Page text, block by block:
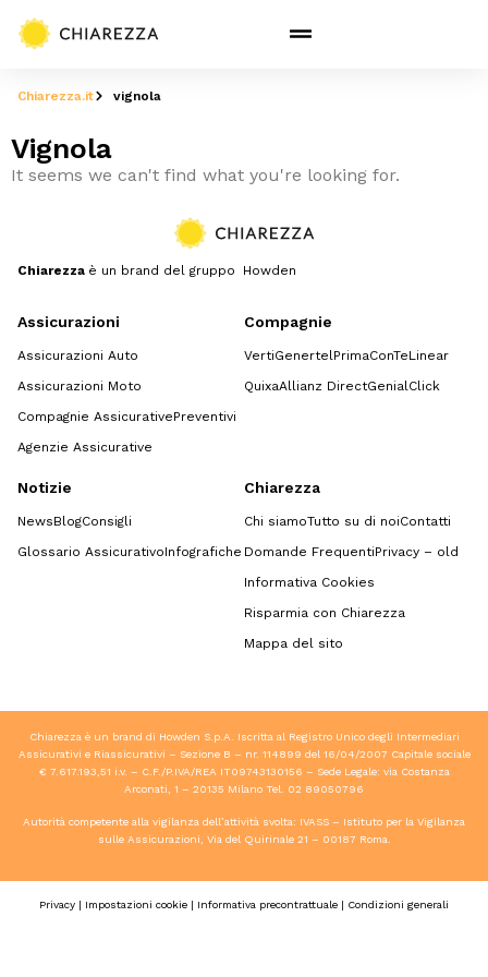
Chiarezza.it vignola
Vignola
It seems we can't find what you're looking for.
Chiarezza è un brand del gruppo Howden
Assicurazioni
Assicurazioni Auto
Assicurazioni Moto
Compagnie AssicurativePreventivi
Agenzie Assicurative
Compagnie
VertiGenertel PrimaConTeLinear
QuixaAllianz DirectGenialClick
Notizie
NewsBlogConsigli
Glossario AssicurativoInfografiche
Chiarezza
Chi siamoTutto su di noiContatti
Domande FrequentiPrivacy – old
Informativa Cookies
Risparmia con Chiarezza
Mappa del sito
Chiarezza è un brand di Howden S.p.A. Iscritta al Registro Unico degli Intermediari
Assicurativi e Riassicurativi – Sezione B – nr. 114899 del 16/04/2007 Capitale sociale
€ 7.617.193,51 i.v. – C.F./P.IVA/REA IT09743130156 – Sede Legale: via Costanza
Arconati, 1 – 20135 Milano Tel. 02 89050796
Autorità competente alla vigilanza dell’attività svolta: IVASS – Istituto per la Vigilanza
sulle Assicurazioni, Via del Quirinale 21 – 00187 Roma.
Privacy | Impostazioni cookie | Informativa precontrattuale | Condizioni generali